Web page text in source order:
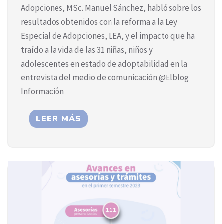
Adopciones, MSc. Manuel Sánchez, habló sobre los
resultados obtenidos con la reforma a la Ley
Especial de Adopciones, LEA, y el impacto que ha
traído a la vida de las 31 niñas, niños y
adolescentes en estado de adoptabilidad en la
entrevista del medio de comunicación @Elblog
Información